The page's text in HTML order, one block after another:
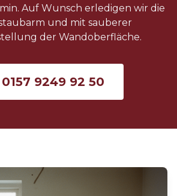
Auf Wunsch erledigen wir die
und mit sauberer
der Wandoberfläche.
0157 9249 92 50